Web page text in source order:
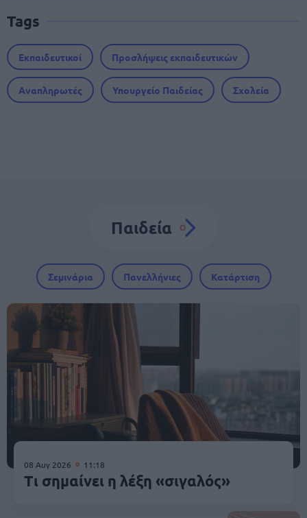
Tags
Εκπαιδευτικοί Προσλήψεις εκπαιδευτικών
Αναπληρωτές Υπουργείο Παιδείας Σχολεία
Παιδεία
Σεμινάρια Πανελλήνιες Κατάρτιση
08 Αυγ 2026 11:18
Τι σημαίνει η λέξη «σιγαλός»